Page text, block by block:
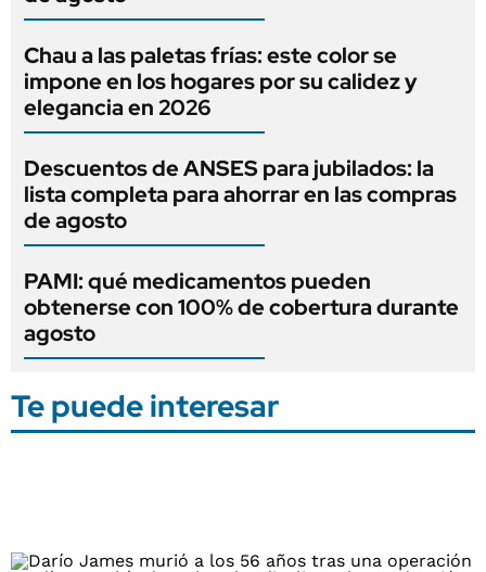
Chau a las paletas frías: este color se
impone en los hogares por su calidez y
elegancia en 2026
Descuentos de ANSES para jubilados: la
lista completa para ahorrar en las compras
de agosto
PAMI: qué medicamentos pueden
obtenerse con 100% de cobertura durante
agosto
Te puede interesar